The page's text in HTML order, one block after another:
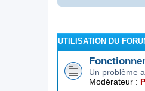
UTILISATION DU
Un problème
Modérateur :